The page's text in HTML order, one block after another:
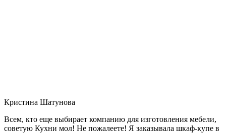
Кристина Шатунова
Всем, кто еще выбирает компанию для изготовления мебели,
советую Кухни мол! Не пожалеете! Я заказывала шкаф-купе в